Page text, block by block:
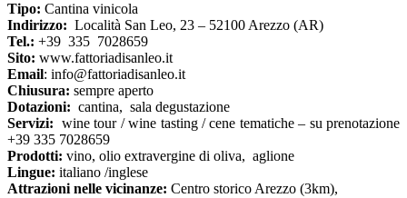
Tipo: Cantina vinicola
Indirizzo: Località San Leo, 23 – 52100 Arezzo (AR)
Tel.: +39 335 7028659
Sito: www.fattoriadisanleo.it
Email: info@fattoriadisanleo.it
Chiusura: sempre aperto
Dotazioni: cantina, sala degustazione
Servizi: wine tour / wine tasting / cene tematiche – su prenotazione
+39 335 7028659
Prodotti: vino, olio extravergine di oliva, aglione
Lingue: italiano /inglese
Attrazioni nelle vicinanze: Centro storico Arezzo (3km),